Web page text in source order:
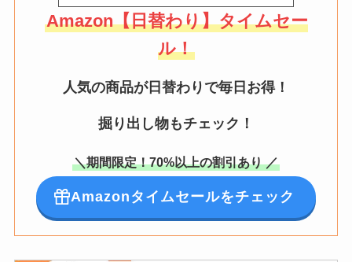
Amazon【日替わり】タイムセー
ル！
人気の商品が日替わりで毎日お得！
掘り出し物もチェック！
＼期間限定！70%以上の割引あり ／
Amazonタイムセールをチェック